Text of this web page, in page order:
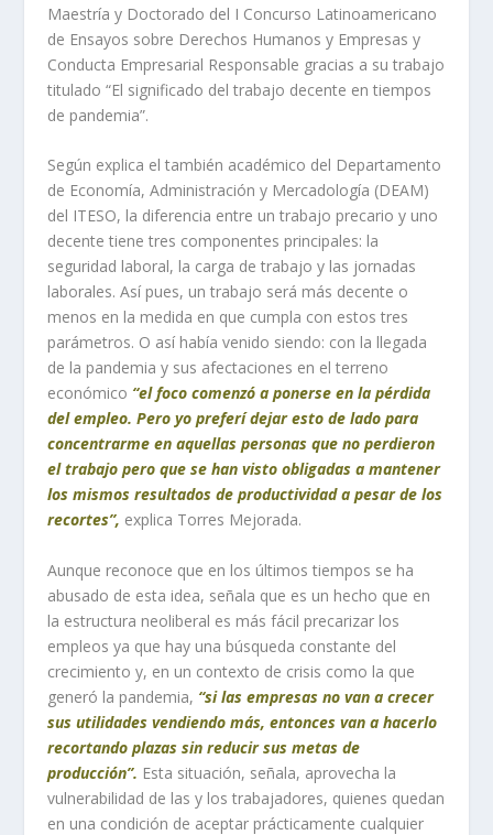
Maestría y Doctorado del I Concurso Latinoamericano
de Ensayos sobre Derechos Humanos y Empresas y
Conducta Empresarial Responsable gracias a su trabajo
titulado “El significado del trabajo decente en tiempos
de pandemia”.
Según explica el también académico del Departamento
de Economía, Administración y Mercadología (DEAM)
del ITESO, la diferencia entre un trabajo precario y uno
decente tiene tres componentes principales: la
seguridad laboral, la carga de trabajo y las jornadas
laborales. Así pues, un trabajo será más decente o
menos en la medida en que cumpla con estos tres
parámetros. O así había venido siendo: con la llegada
de la pandemia y sus afectaciones en el terreno
económico “el foco comenzó a ponerse en la pérdida
del empleo. Pero yo preferí dejar esto de lado para
concentrarme en aquellas personas que no perdieron
el trabajo pero que se han visto obligadas a mantener
los mismos resultados de productividad a pesar de los
recortes”, explica Torres Mejorada.
Aunque reconoce que en los últimos tiempos se ha
abusado de esta idea, señala que es un hecho que en
la estructura neoliberal es más fácil precarizar los
empleos ya que hay una búsqueda constante del
crecimiento y, en un contexto de crisis como la que
generó la pandemia, “si las empresas no van a crecer
sus utilidades vendiendo más, entonces van a hacerlo
recortando plazas sin reducir sus metas de
producción”. Esta situación, señala, aprovecha la
vulnerabilidad de las y los trabajadores, quienes quedan
en una condición de aceptar prácticamente cualquier